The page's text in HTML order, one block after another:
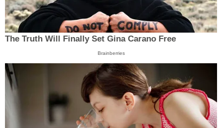
The Truth Will Finally Set Gina Carano Free
Brainberries